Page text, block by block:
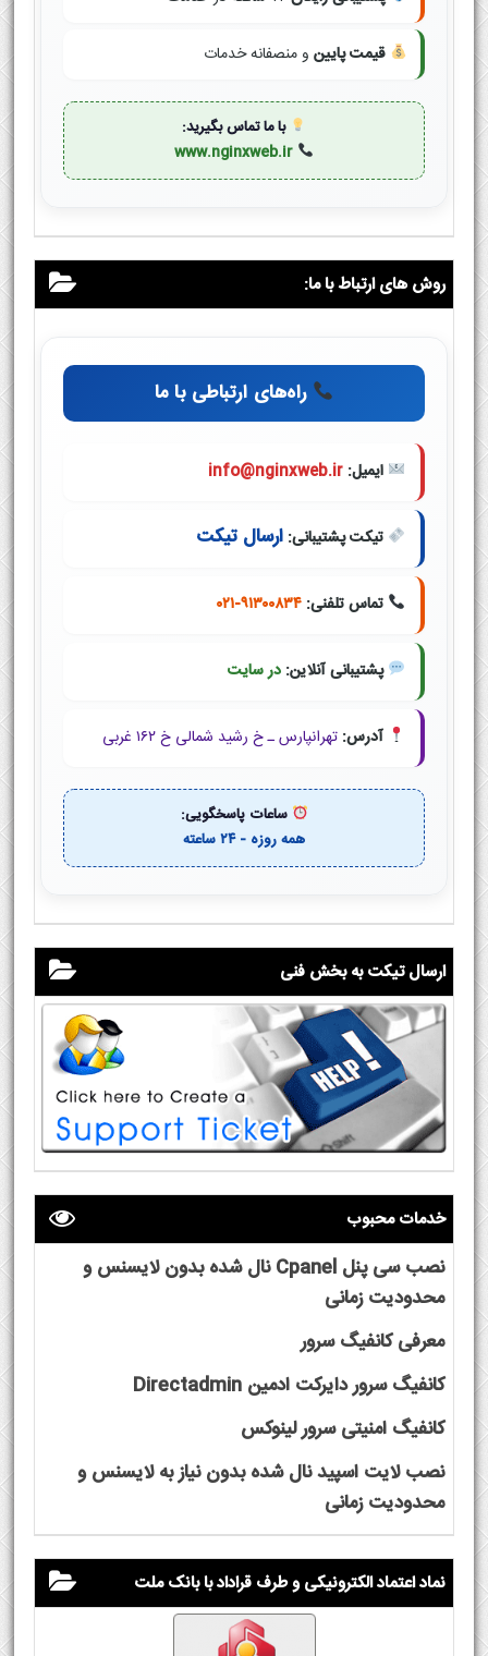
قیمت پایین و منصفانه خدمات
با ما تماس بگیرید:
www.nginxweb.ir
روش های ارتباط با ما:
راه‌های ارتباطی با ما
ایمیل: info@nginxweb.ir
تیکت پشتیبانی: ارسال تیکت
تماس تلفنی: ۰۲۱-۹۱۳۰۰۸۳۴
پشتیبانی آنلاین: در سایت
آدرس: تهرانپارس ـ خ رشید شمالی خ ۱۶۲ غربی
ساعات پاسخگویی:
همه روزه - ۲۴ ساعته
ارسال تیکت به بخش فنی
خدمات محبوب
نصب سی پنل Cpanel نال شده بدون لایسنس و
محدودیت زمانی
معرفی کانفیگ سرور
کانفیگ سرور دایرکت ادمین Directadmin
کانفیگ امنیتی سرور لینوکس
نصب لایت اسپید نال شده بدون نیاز به لایسنس و
محدودیت زمانی
نماد اعتماد الکترونیکی و طرف قراداد با بانک ملت